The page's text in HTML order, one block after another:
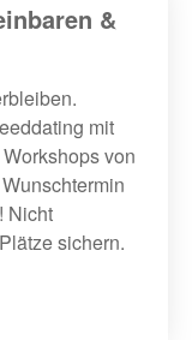
&
mit
von
Nicht
sichern.